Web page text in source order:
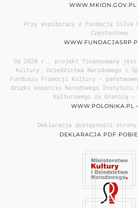
WWW.MKIDN.GOV.PL
Przy współpracy z Fundacją Silva
Częstochowy
Od 2020 r., projekt finansowany jest
Kultury, Dziedzictwa Narodowego i
Funduszu Promocji Kultury -
dzięki wsparciu Narodowego Instytutu
Kulturowego za Granicą -
WWW.POLONIKA.PL
Deklaracja dostępności
DEKLARACJA PDF